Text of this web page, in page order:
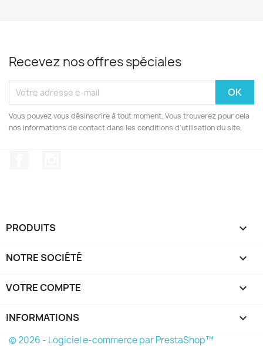
Recevez nos offres spéciales
Vous pouvez vous désinscrire à tout moment. Vous trouverez pour cela
nos informations de contact dans les conditions d'utilisation du site.
PRODUITS 
NOTRE SOCIÉTÉ 
VOTRE COMPTE 
INFORMATIONS keyboard_arrow_down
© 2026 - Logiciel e-commerce par PrestaShop™